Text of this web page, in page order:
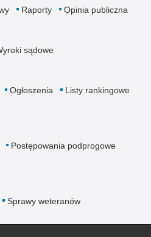
Raporty Opinia publiczna
sądowe
Ogłoszenia
Listy rankingowe
Postępowania podprogowe
Sprawy weteranów